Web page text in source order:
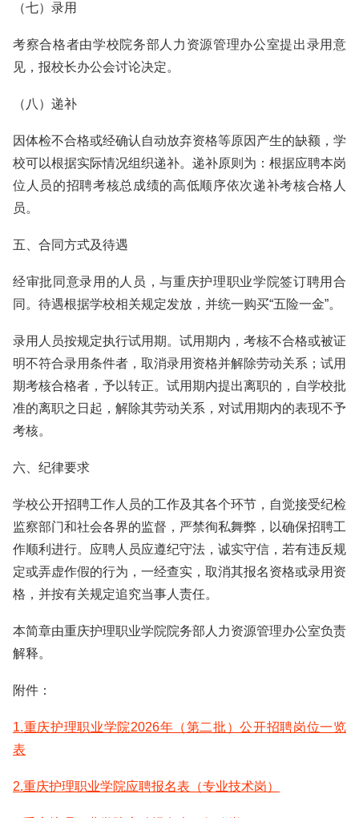
（七）录用
考察合格者由学校院务部人力资源管理办公室提出录用意
见，报校长办公会讨论决定。
（八）递补
因体检不合格或经确认自动放弃资格等原因产生的缺额，学
校可以根据实际情况组织递补。递补原则为：根据应聘本岗
位人员的招聘考核总成绩的高低顺序依次递补考核合格人
员。
五、合同方式及待遇
经审批同意录用的人员，与重庆护理职业学院签订聘用合
同。待遇根据学校相关规定发放，并统一购买“五险一金”。
录用人员按规定执行试用期。试用期内，考核不合格或被证
明不符合录用条件者，取消录用资格并解除劳动关系；试用
期考核合格者，予以转正。试用期内提出离职的，自学校批
准的离职之日起，解除其劳动关系，对试用期内的表现不予
考核。
六、纪律要求
学校公开招聘工作人员的工作及其各个环节，自觉接受纪检
监察部门和社会各界的监督，严禁徇私舞弊，以确保招聘工
作顺利进行。应聘人员应遵纪守法，诚实守信，若有违反规
定或弄虚作假的行为，一经查实，取消其报名资格或录用资
格，并按有关规定追究当事人责任。
本简章由重庆护理职业学院院务部人力资源管理办公室负责
解释。
附件：
1.重庆护理职业学院2026年（第二批）公开招聘岗位一览
表
2.重庆护理职业学院应聘报名表（专业技术岗）